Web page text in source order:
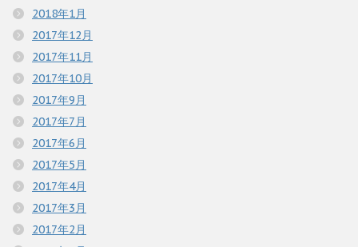
2018年1月
2017年12月
2017年11月
2017年10月
2017年9月
2017年7月
2017年6月
2017年5月
2017年4月
2017年3月
2017年2月